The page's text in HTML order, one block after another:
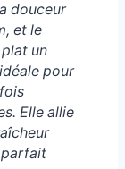
douceur
et le
un
pour
Elle allie
parfait